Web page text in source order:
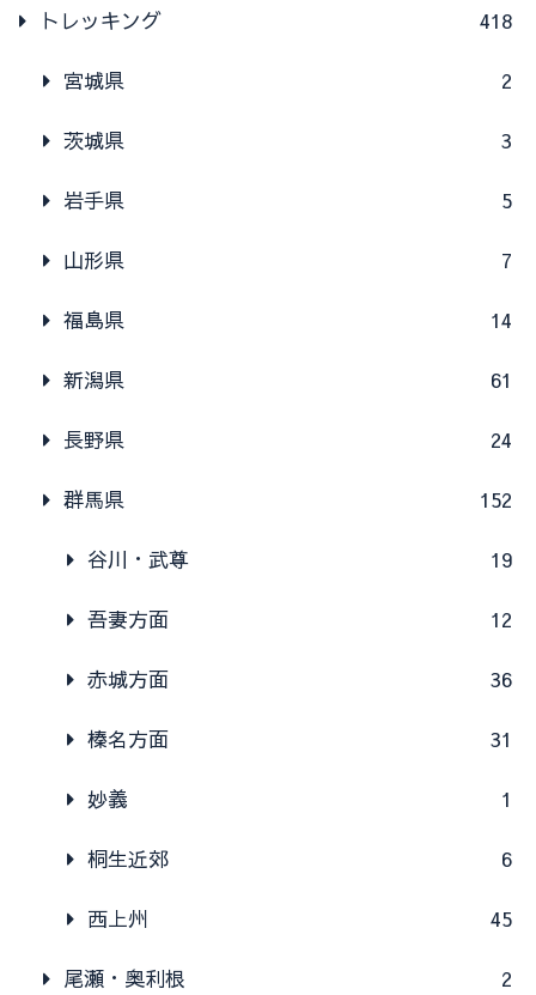
トレッキング 418
宮城県 2
茨城県 3
岩手県 5
山形県 7
福島県 14
新潟県 61
長野県 24
群馬県 152
谷川・武尊 19
吾妻方面 12
赤城方面 36
榛名方面 31
妙義 1
桐生近郊 6
西上州 45
尾瀬・奥利根 2